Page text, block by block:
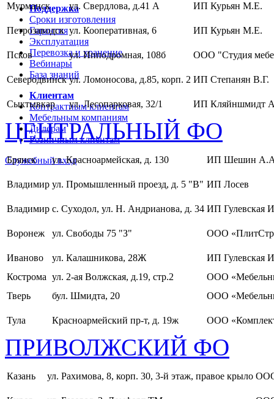
Поддержка
Сроки изготовления
Гарантия
Эксплуатация
Перевозка и хранение
Вебинары
База знаний
Клиентам
Контрактным клиентам
Мебельным компаниям
Дилерам
Розничным клиентам
Служебный вход
Мурманск ул. Свердлова, д.41 А ИП Курьян М.Е.
Петрозаводск ул. Кооперативная, 6 ИП Курьян М.Е.
Псков ул. Ипподромная, 108б ООО "Студия
Северодвинск ул. Ломоносова, д.85, корп. 2 ИП Степанян В.Г.
Сыктывкар ул. Лесопарковая, 32/1 ИП Кляйншмидт
ЦЕНТРАЛЬНЫЙ ФО
Брянск ул. Красноармейская, д. 130 ИП Шешин
Владимир ул. Промышленный проезд, д. 5 "В" ИП Лосев
Владимир с. Суходол, ул. Н. Андрианова, д. 34 ИП Гулевская
Воронеж ул. Свободы 75 "З" ООО
Иваново ул. Калашникова, 28Ж
ИП Гулевская
Кострома ул. 2-ая Волжская, д.19, стр.2
ООО
Тверь
бул. Шмидта, 20 ООО
Тула Красноармейский пр-т, д. 19ж ООО
ПРИВОЛЖСКИЙ ФО
Казань ул. Рахимова, 8, корп. 30, 3-й этаж, правое крыло